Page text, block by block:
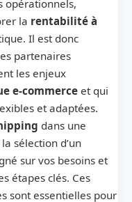
opérationnels,
la rentabilité à
Il est donc
partenaires
les enjeux
e-commerce et qui
et adaptées.
dans une
sélection d’un
sur vos besoins et
étapes clés. Ces
sont essentielles pour